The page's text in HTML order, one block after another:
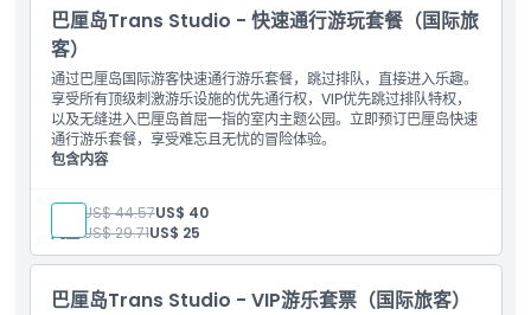
需要了解的事项
位置
如何兑换
着装要求
巴厘岛Trans Studio - 快速通行游玩套餐（国际旅
客）
通过巴厘岛国际游客快速通行游乐套餐，跳过排队，直接进入乐趣。
享受所有顶级刺激游乐设施的优先通行权，VIP优先跳过排队特权，
以及无缝进入巴厘岛首屈一指的室内主题公园。立即预订巴厘岛快速
通行游乐套餐，享受难忘且无忧的冒险体验。
包含内容
成人: US$ 44.57US$ 40
儿童:US$ 29.71US$ 25
巴厘岛Trans Studio - VIP游乐套票（国际旅客）